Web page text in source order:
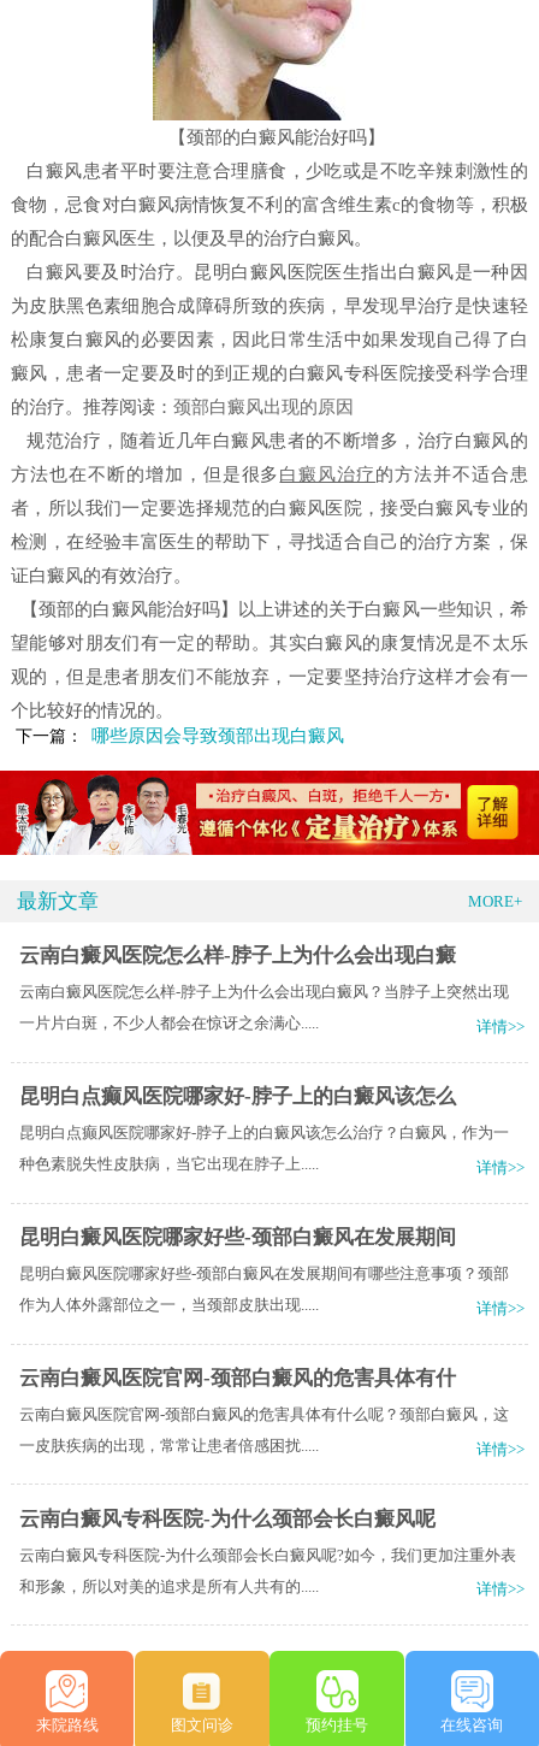
【颈部的白癜风能治好吗】
白癜风患者平时要注意合理膳食，少吃或是不吃辛辣刺激性的
食物，忌食对白癜风病情恢复不利的富含维生素c的食物等，积极
的配合白癜风医生，以便及早的治疗白癜风。
白癜风要及时治疗。 昆明白癜风医院医生指出白癜风是一种因
为皮肤黑色素细胞合成障碍所致的疾病，早发现早治疗是快速轻
松康复白癜风的必要因素，因此日常生活中如果发现自己得了白
癜风，患者一定要及时的到正规的白癜风专科医院接受科学合理
的治疗。推荐阅读：颈部白癜风出现的原因
规范治疗，随着近几年白癜风患者的不断增多，治疗白癜风的
方法也在不断的增加，但是很多白癜风治疗的方法并不适合患
者，所以我们一定要选择规范的白癜风医院，接受白癜风专业的
检测，在经验丰富医生的帮助下，寻找适合自己的治疗方案，保
证白癜风的有效治疗。
【颈部的白癜风能治好吗】
以上讲述的关于白癜风一些知识，希
望能够对朋友们有一定的帮助。其实白癜风的康复情况是不太乐
观的，但是患者朋友们不能放弃，一定要坚持治疗这样才会有一
个比较好的情况的。
下一篇： 哪些原因会导致颈部出现白癜风
最新文章 MORE+
云南白癜风医院怎么样-脖子上为什么会出现白癜
云南白癜风医院怎么样-脖子上为什么会出现白癜风？当脖子上突然出现
一片片白斑，不少人都会在惊讶之余满心.....
详情>>
昆明白点癫风医院哪家好-脖子上的白癜风该怎么
昆明白点癫风医院哪家好-脖子上的白癜风该怎么治疗？白癜风，作为一
种色素脱失性皮肤病，当它出现在脖子上.....
详情>>
昆明白癜风医院哪家好些-颈部白癜风在发展期间
昆明白癜风医院哪家好些-颈部白癜风在发展期间有哪些注意事项？颈部
作为人体外露部位之一，当颈部皮肤出现.....
详情>>
云南白癜风医院官网-颈部白癜风的危害具体有什
云南白癜风医院官网-颈部白癜风的危害具体有什么呢？颈部白癜风，这
一皮肤疾病的出现，常常让患者倍感困扰.....
详情>>
云南白癜风专科医院-为什么颈部会长白癜风呢
云南白癜风专科医院-为什么颈部会长白癜风呢?如今，我们更加注重外表
和形象，所以对美的追求是所有人共有的.....
详情>>
来院路线 图文问诊 预约挂号 在线咨询